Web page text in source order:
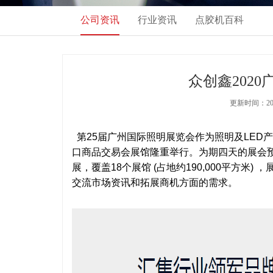
公司资讯 行业资讯 点胶机百科
众创鑫2020
更新时间：
第25届广州国际照明展览会作为照明及LED
口商品交易会展馆隆重举行。为期四天的展
展，覆盖18个展馆 (占地约190,000平方米)
交流市场资讯和拓展商机方面的需求。